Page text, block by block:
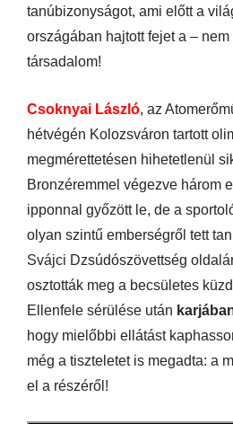
tanúbizonyságot, ami előtt a
országában hajtott fejet a –
társadalom!
Csoknyai László, az
hétvégén Kolozsváron tartott
megmérettetésen hihetetlenül
Bronzéremmel végezve három
ipponnal győzött le, de a
olyan szintű emberségről tett
Svájci Dzsúdószövettség
osztották meg a becsületes
Ellenfele sérülése után
hogy mielőbbi ellátást
még a tiszteletet is megadta: a
el a részéről!